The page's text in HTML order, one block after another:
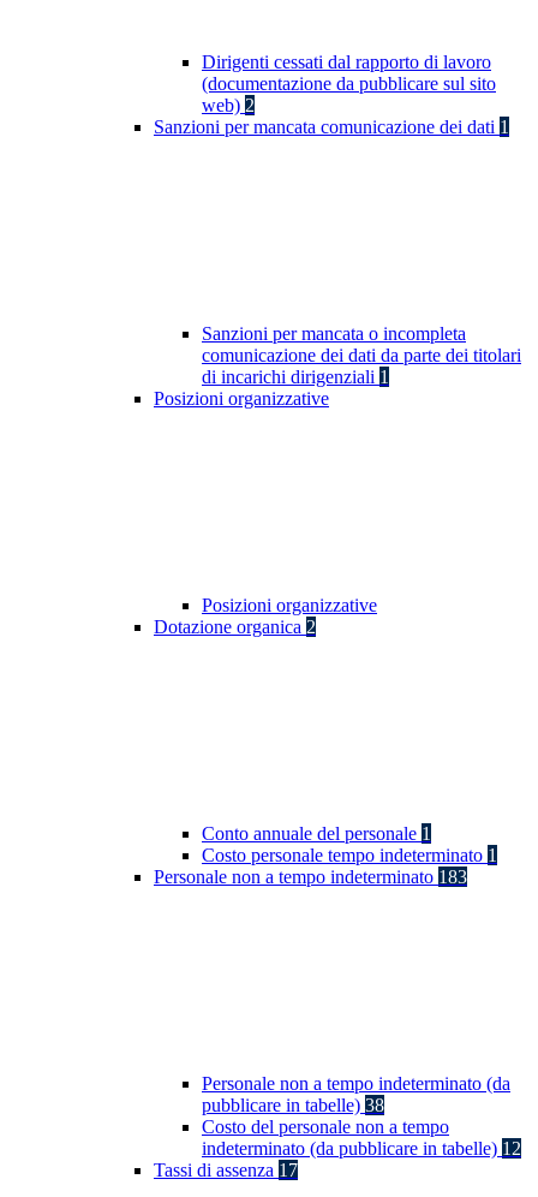
Dirigenti cessati dal rapporto di lavoro
(documentazione da pubblicare sul sito
web) 2
Sanzioni per mancata comunicazione dei dati 1
Sanzioni per mancata o incompleta
comunicazione dei dati da parte dei titolari
di incarichi dirigenziali 1
Posizioni organizzative
Posizioni organizzative
Dotazione organica 2
Conto annuale del personale 1
Costo personale tempo indeterminato 1
Personale non a tempo indeterminato 183
Personale non a tempo indeterminato (da
pubblicare in tabelle) 38
Costo del personale non a tempo
indeterminato (da pubblicare in tabelle) 12
Tassi di assenza 17